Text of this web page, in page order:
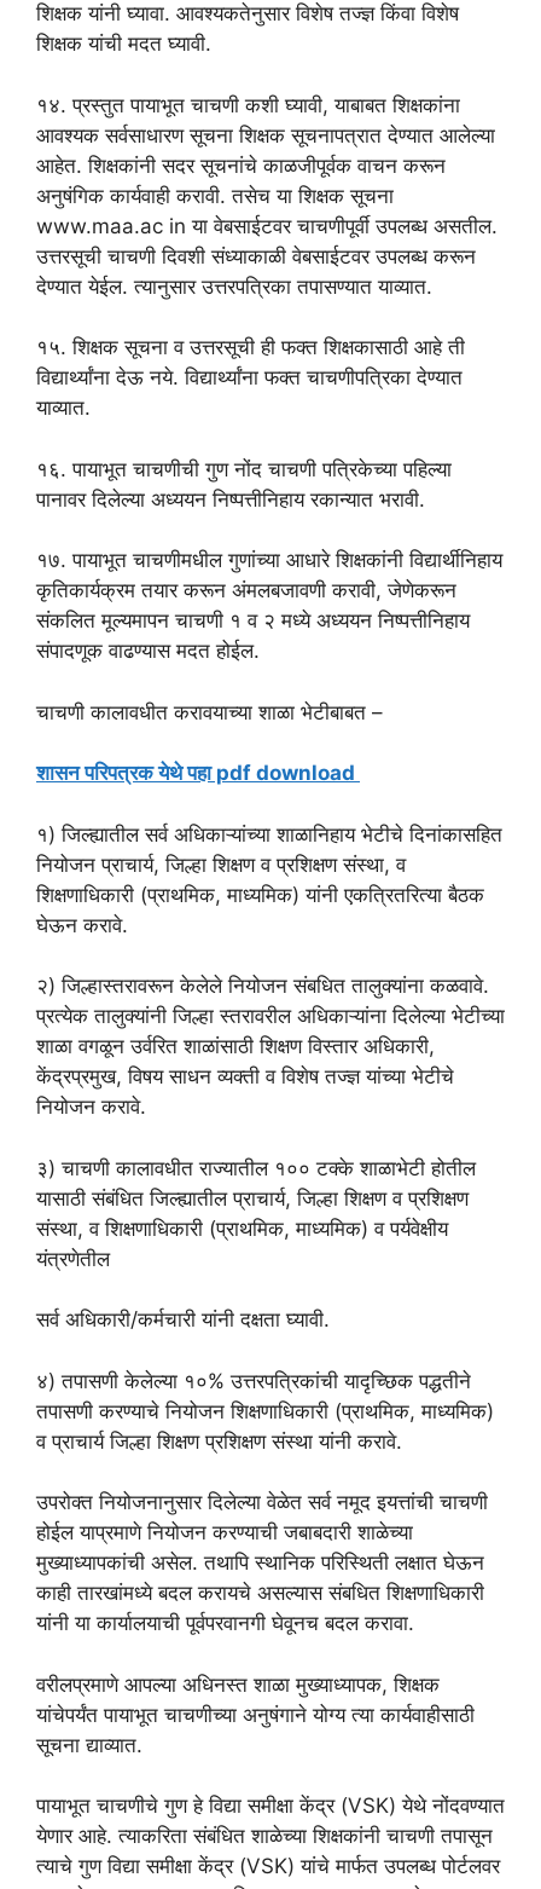
शिक्षक यांनी घ्यावा. आवश्यकतेनुसार विशेष तज्ज्ञ किंवा विशेष
शिक्षक यांची मदत घ्यावी.
१४. प्रस्तुत पायाभूत चाचणी कशी घ्यावी, याबाबत शिक्षकांना
आवश्यक सर्वसाधारण सूचना शिक्षक सूचनापत्रात देण्यात आलेल्या
आहेत. शिक्षकांनी सदर सूचनांचे काळजीपूर्वक वाचन करून
अनुषंगिक कार्यवाही करावी. तसेच या शिक्षक सूचना
www.maa.ac in या वेबसाईटवर चाचणीपूर्वी उपलब्ध असतील.
उत्तरसूची चाचणी दिवशी संध्याकाळी वेबसाईटवर उपलब्ध करून
देण्यात येईल. त्यानुसार उत्तरपत्रिका तपासण्यात याव्यात.
१५. शिक्षक सूचना व उत्तरसूची ही फक्त शिक्षकासाठी आहे ती
विद्यार्थ्यांना देऊ नये. विद्यार्थ्यांना फक्त चाचणीपत्रिका देण्यात
याव्यात.
१६. पायाभूत चाचणीची गुण नोंद चाचणी पत्रिकेच्या पहिल्या
पानावर दिलेल्या अध्ययन निष्पत्तीनिहाय रकान्यात भरावी.
१७. पायाभूत चाचणीमधील गुणांच्या आधारे शिक्षकांनी विद्यार्थीनिहाय
कृतिकार्यक्रम तयार करून अंमलबजावणी करावी, जेणेकरून
संकलित मूल्यमापन चाचणी १ व २ मध्ये अध्ययन निष्पत्तीनिहाय
संपादणूक वाढण्यास मदत होईल.
चाचणी कालावधीत करावयाच्या शाळा भेटीबाबत –
शासन परिपत्रक येथे पहा pdf download
१) जिल्ह्यातील सर्व अधिकाऱ्यांच्या शाळानिहाय भेटीचे दिनांकासहित
नियोजन प्राचार्य, जिल्हा शिक्षण व प्रशिक्षण संस्था, व
शिक्षणाधिकारी (प्राथमिक, माध्यमिक) यांनी एकत्रितरित्या बैठक
घेऊन करावे.
२) जिल्हास्तरावरून केलेले नियोजन संबधित तालुक्यांना कळवावे.
प्रत्येक तालुक्यांनी जिल्हा स्तरावरील अधिकाऱ्यांना दिलेल्या भेटीच्या
शाळा वगळून उर्वरित शाळांसाठी शिक्षण विस्तार अधिकारी,
केंद्रप्रमुख, विषय साधन व्यक्ती व विशेष तज्ज्ञ यांच्या भेटीचे
नियोजन करावे.
३) चाचणी कालावधीत राज्यातील १०० टक्के शाळाभेटी होतील
यासाठी संबंधित जिल्ह्यातील प्राचार्य, जिल्हा शिक्षण व प्रशिक्षण
संस्था, व शिक्षणाधिकारी (प्राथमिक, माध्यमिक) व पर्यवेक्षीय
यंत्रणेतील
सर्व अधिकारी/कर्मचारी यांनी दक्षता घ्यावी.
४) तपासणी केलेल्या १०% उत्तरपत्रिकांची यादृच्छिक पद्धतीने
तपासणी करण्याचे नियोजन शिक्षणाधिकारी (प्राथमिक, माध्यमिक)
व प्राचार्य जिल्हा शिक्षण प्रशिक्षण संस्था यांनी करावे.
उपरोक्त नियोजनानुसार दिलेल्या वेळेत सर्व नमूद इयत्तांची चाचणी
होईल याप्रमाणे नियोजन करण्याची जबाबदारी शाळेच्या
मुख्याध्यापकांची असेल. तथापि स्थानिक परिस्थिती लक्षात घेऊन
काही तारखांमध्ये बदल करायचे असल्यास संबधित शिक्षणाधिकारी
यांनी या कार्यालयाची पूर्वपरवानगी घेवूनच बदल करावा.
वरीलप्रमाणे आपल्या अधिनस्त शाळा मुख्याध्यापक, शिक्षक
यांचेपर्यंत पायाभूत चाचणीच्या अनुषंगाने योग्य त्या कार्यवाहीसाठी
सूचना द्याव्यात.
पायाभूत चाचणीचे गुण हे विद्या समीक्षा केंद्र (VSK) येथे नोंदवण्यात
येणार आहे. त्याकरिता संबंधित शाळेच्या शिक्षकांनी चाचणी तपासून
त्याचे गुण विद्या समीक्षा केंद्र (VSK) यांचे मार्फत उपलब्ध पोर्टलवर